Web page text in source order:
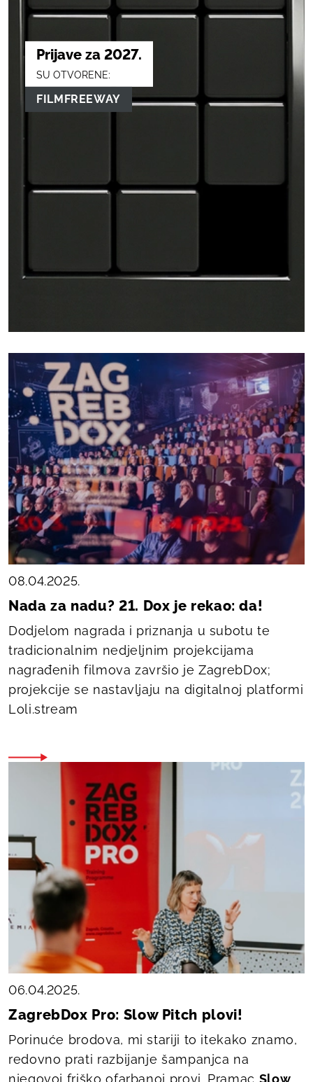
Prijave za 2027.
SU OTVORENE:
FILMFREEWAY
08.04.2025.
Nada za nadu? 21. Dox je rekao: da!
Dodjelom nagrada i priznanja u subotu te
tradicionalnim nedjeljnim projekcijama
nagrađenih filmova završio je ZagrebDox;
projekcije se nastavljaju na digitalnoj platformi
Loli.stream
06.04.2025.
ZagrebDox Pro: Slow Pitch plovi!
Porinuće brodova, mi stariji to itekako znamo,
redovno prati razbijanje šampanjca na
njegovoj friško ofarbanoj provi. Pramac Slow